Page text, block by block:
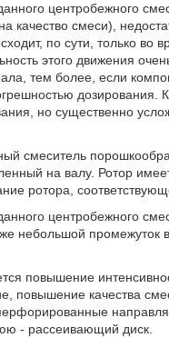
центробежного
качество смеси),
по сути, только
этого движения
тем более, если
дозирования.
но существенно
смеситель
на валу. Ротор
ротора,
центробежного
небольшой промежуток
повышение
повышение качества
- рассеивающий диск.